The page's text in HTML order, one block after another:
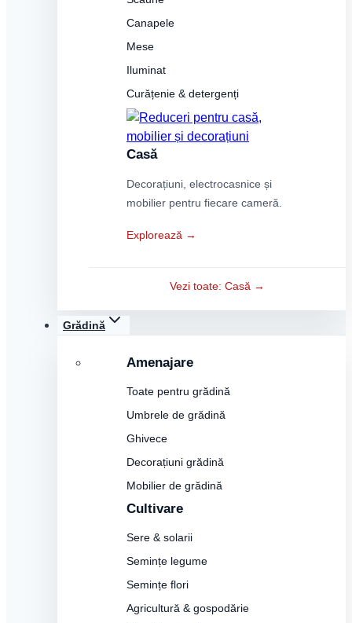
Canapele
Mese
Iluminat
Curățenie & detergenți
Casă
Decorațiuni, electrocasnice și
mobilier pentru fiecare cameră.
Explorează →
Vezi toate: Casă →
Grădină
Amenajare
Toate pentru grădină
Umbrele de grădină
Ghivece
Decorațiuni grădină
Mobilier de grădină
Cultivare
Sere & solarii
Semințe legume
Semințe flori
Agricultură & gospodărie